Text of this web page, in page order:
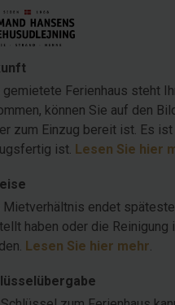
gemietete Ferienhaus steht
können Sie auf den
zum Einzug bereit ist. Es
ist. Lesen Sie hier
Mietverhältnis endet
haben oder die
Lesen Sie hier mehr.